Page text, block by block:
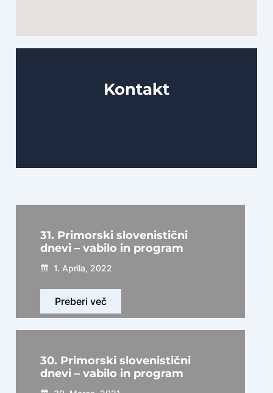
Kontakt
31. Primorski slovenistični
dnevi – vabilo in program
1. Aprila, 2022
Preberi več
30. Primorski slovenistični
dnevi – vabilo in program